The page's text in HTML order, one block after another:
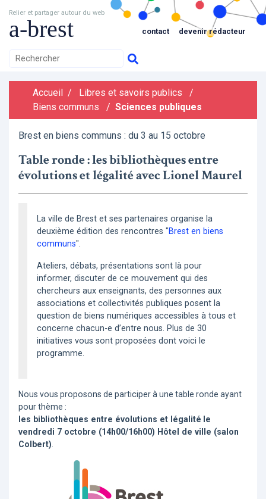
Relier et partager autour du web
a-brest contact devenir rédacteur
Accueil / Libres et savoirs publics
/
Biens communs
/ Sciences publiques
Brest en biens communs : du 3 au 15 octobre
Table ronde : les bibliothèques entre
évolutions et légalité avec Lionel Maurel
La ville de Brest et ses partenaires organise la
deuxième édition des rencontres "Brest en biens
communs".
Ateliers, débats, présentations sont là pour
informer, discuter de ce mouvement qui des
chercheurs aux enseignants, des personnes aux
associations et collectivités publiques posent la
question de biens numériques accessibles à tous et
concerne chacun-e d’entre nous. Plus de 30
initiatives vous sont proposées dont voici le
programme.
Nous vous proposons de participer à une table ronde ayant
pour thème :
les bibliothèques entre évolutions et légalité le
vendredi 7 octobre (14h00/16h00) Hôtel de ville (salon
Colbert).